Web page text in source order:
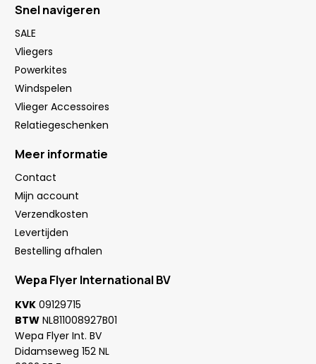
Snel navigeren
SALE
Vliegers
Powerkites
Windspelen
Vlieger Accessoires
Relatiegeschenken
Meer informatie
Contact
Mijn account
Verzendkosten
Levertijden
Bestelling afhalen
Wepa Flyer International BV
KVK 09129715
BTW NL811008927B01
Wepa Flyer Int. BV
Didamseweg 152 NL